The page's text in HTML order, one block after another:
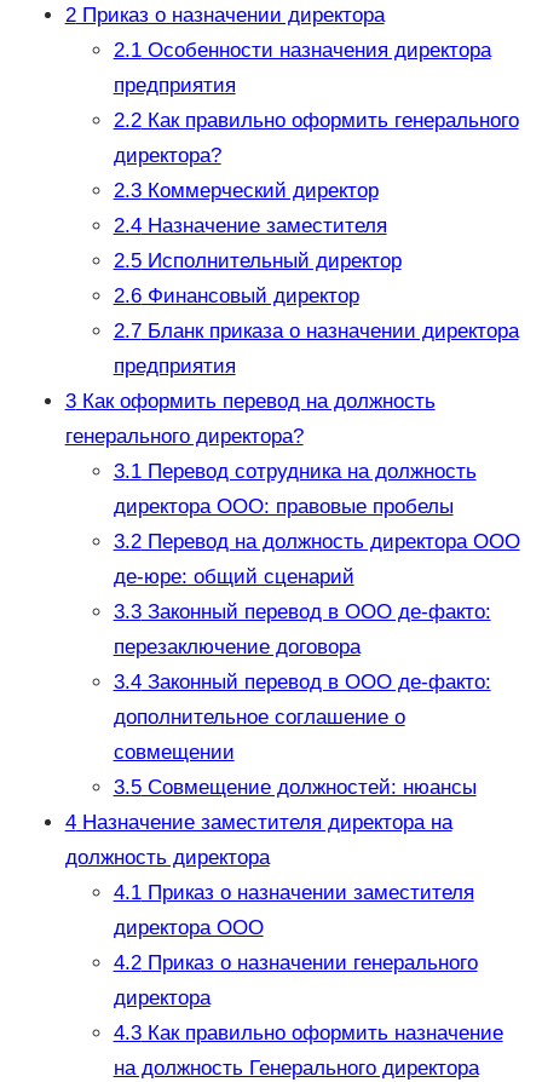
2Приказ о назначении директора
2.1Особенности назначения директора
предприятия
2.2Как правильно оформить генерального
директора?
2.3Коммерческий директор
2.4Назначение заместителя
2.5Исполнительный директор
2.6Финансовый директор
2.7Бланк приказа о назначении директора
предприятия
3Как оформить перевод на должность
генерального директора?
3.1Перевод сотрудника на должность
директора ООО: правовые пробелы
3.2Перевод на должность директора ООО
де-юре: общий сценарий
3.3Законный перевод в ООО де-факто:
перезаключение договора
3.4Законный перевод в ООО де-факто:
дополнительное соглашение о
совмещении
3.5Совмещение должностей: нюансы
4Назначение заместителя директора на
должность директора
4.1Приказ о назначении заместителя
директора ООО
4.2Приказ о назначении генерального
директора
4.3Как правильно оформить назначение
на должность Генерального директора